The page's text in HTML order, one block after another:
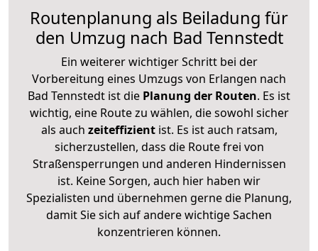
Routenplanung als Beiladung für
den Umzug nach Bad Tennstedt
Ein weiterer wichtiger Schritt bei der
Vorbereitung eines Umzugs von Erlangen nach
Bad Tennstedt ist die Planung der Routen. Es ist
wichtig, eine Route zu wählen, die sowohl sicher
als auch zeiteffizientist. Es ist auch ratsam,
sicherzustellen, dass die Route frei von
Straßensperrungen und anderen Hindernissen
ist. Keine Sorgen, auch hier haben wir
Spezialisten und übernehmen gerne die Planung,
damit Sie sich auf andere wichtige Sachen
konzentrieren können.